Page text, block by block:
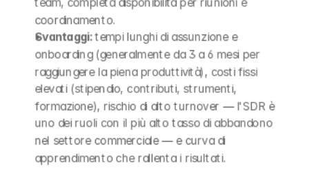
team, completa disponibilità per riunioni e
coordinamento.
Svantaggi: tempi lunghi di assunzione e
onboarding (generalmente da 3 a 6 mesi per
raggiungere la piena produttività), costi fissi
elevati (stipendio, contributi, strumenti,
formazione), rischio di alto turnover — l'SDR è
uno dei ruoli con il più alto tasso di abbandono
nel settore commerciale — e curva di
apprendimento che rallenta i risultati.